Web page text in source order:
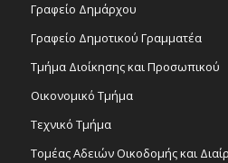
Γραφείο Δημάρχου
Γραφείο Δημοτικού Γραμματέα
Τμήμα Διοίκησης και Προσωπικού
Οικονομικό Τμήμα
Τεχνικό Τμήμα
Τομέας Αδειών Οικοδομής και